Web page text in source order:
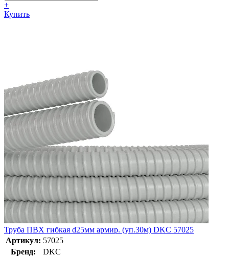
+
Купить
Труба ПВХ гибкая d25мм армир. (уп.30м) DKC 57025
Артикул: 57025
Бренд:
DKC